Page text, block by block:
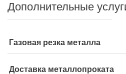
Дополнительные
Газовая резка металла
Доставка металлопроката